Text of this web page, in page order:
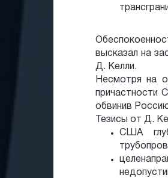
высказал на
Д. Келли.
Несмотря на
причастности
обвинив
Тезисы от Д.
США